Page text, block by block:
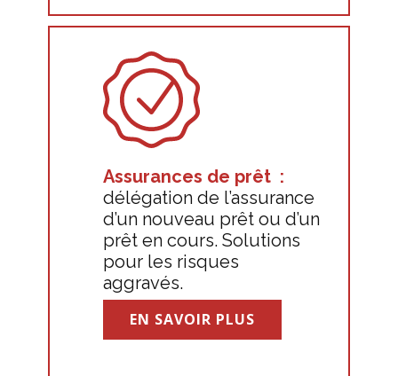
Assurances de prêt :
délégation de l’assurance
d’un nouveau prêt ou d’un
prêt en cours. Solutions
pour les risques
aggravés.
EN SAVOIR PLUS